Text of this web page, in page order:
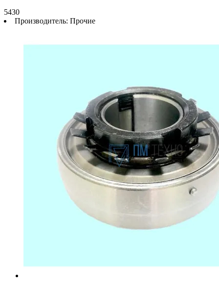
5430
Производитель: Прочие